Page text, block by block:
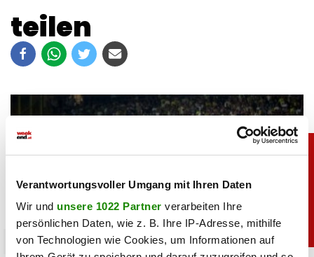
Verantwortungsvoller Umgang mit Ihren Daten
Wir und unsere 1022 Partner verarbeiten Ihre
persönlichen Daten, wie z. B. Ihre IP-Adresse, mithilfe
von Technologien wie Cookies, um Informationen auf
teilen
unterhaltung